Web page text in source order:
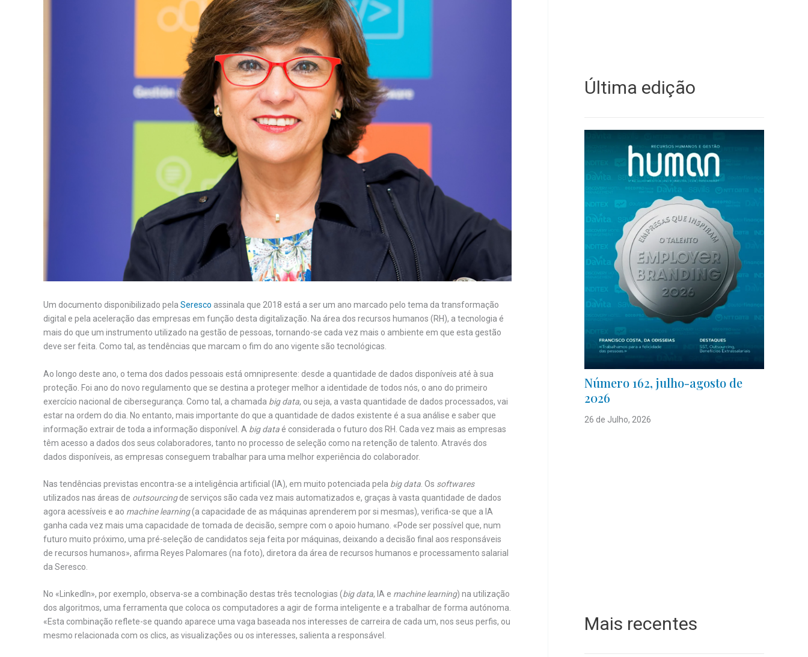
Um documento disponibilizado pela Seresco assinala que 2018 está a ser um ano marcado pelo tema da transformação
digital e pela aceleração das empresas em função desta digitalização. Na área dos recursos humanos (RH), a tecnologia é
mais do que um instrumento utilizado na gestão de pessoas, tornando-se cada vez mais o ambiente em que esta gestão
deve ser feita. Como tal, as tendências que marcam o fim do ano vigente são tecnológicas.
Ao longo deste ano, o tema dos dados pessoais está omnipresente: desde a quantidade de dados disponíveis até à sua
proteção. Foi ano do novo regulamento que se destina a proteger melhor a identidade de todos nós, o ano do primeiro
exercício nacional de cibersegurança. Como tal, a chamada big data, ou seja, a vasta quantidade de dados processados, vai
estar na ordem do dia. No entanto, mais importante do que a quantidade de dados existente é a sua análise e saber que
informação extrair de toda a informação disponível. A big data é considerada o futuro dos RH. Cada vez mais as empresas
têm acesso a dados dos seus colaboradores, tanto no processo de seleção como na retenção de talento. Através dos
dados disponíveis, as empresas conseguem trabalhar para uma melhor experiência do colaborador.
Nas tendências previstas encontra-se a inteligência artificial (IA), em muito potenciada pela big data . Os softwares
utilizados nas áreas de outsourcingde serviços são cada vez mais automatizados e, graças à vasta quantidade de dados
agora acessíveis e ao machine learning(a capacidade de as máquinas aprenderem por si mesmas), verifica-se que a IA
ganha cada vez mais uma capacidade de tomada de decisão, sempre com o apoio humano. «Pode ser possível que, num
futuro muito próximo, uma pré-seleção de candidatos seja feita por máquinas, deixando a decisão final aos responsáveis
de recursos humanos», afirma Reyes Palomares (na foto), diretora da área de recursos humanos e processamento salarial
da Seresco.
No «LinkedIn», por exemplo, observa-se a combinação destas três tecnologias (big data, IA e machine learning) na utilização
dos algoritmos, uma ferramenta que coloca os computadores a agir de forma inteligente e a trabalhar de forma autónoma.
«Esta combinação reflete-se quando aparece uma vaga baseada nos interesses de carreira de cada um, nos seus perfis, ou
mesmo relacionada com os clics, as visualizações ou os interesses, salienta a responsável.
Última edição
Número 162, julho-agosto de
2026
26 de Julho, 2026
Mais recentes